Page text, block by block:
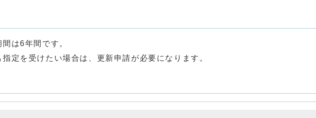
は6年間です。
定を受けたい場合は、更新申請が必要になります。